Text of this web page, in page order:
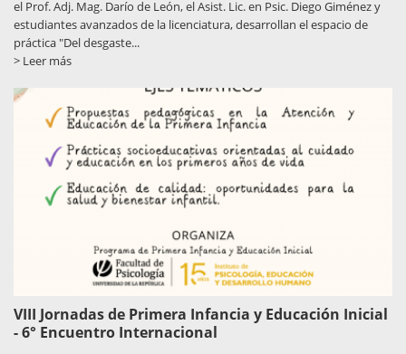
el Prof. Adj. Mag. Darío de León, el Asist. Lic. en Psic. Diego Giménez y
estudiantes avanzados de la licenciatura, desarrollan el espacio de
práctica "Del desgaste...
> Leer más
VIII Jornadas de Primera Infancia y Educación Inicial
- 6° Encuentro Internacional